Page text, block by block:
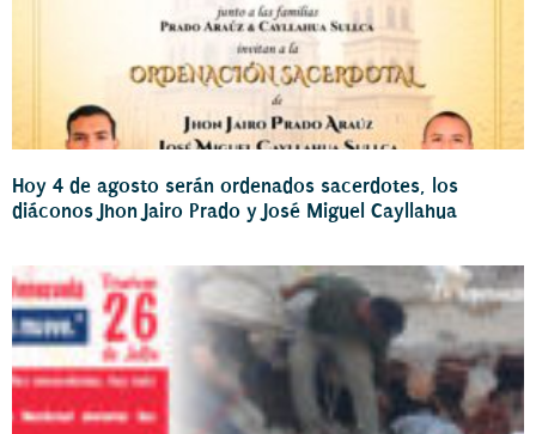
Hoy 4 de agosto serán ordenados sacerdotes, los
diáconos Jhon Jairo Prado y José Miguel Cayllahua